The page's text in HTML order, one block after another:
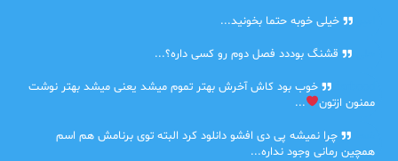
خیلی خوبه حتما بخونید...
قشنگ بوددد فصل دوم رو کسی داره؟...
خوب بود کاش آخرش بهتر تموم میشد یعنی میشد بهتر نوشت
ممنون ازتون
...
چرا نمیشه پی دی افشو دانلود کرد البته توی برنامش هم اسم
همچین رمانی وجود نداره...